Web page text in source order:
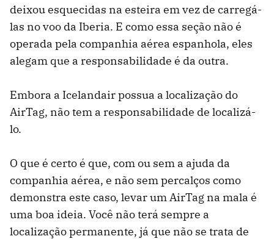
deixou esquecidas na esteira em vez de carregá-
las no voo da Iberia. E como essa seção não é
operada pela companhia aérea espanhola, eles
alegam que a responsabilidade é da outra.
Embora a Icelandair possua a localização do
AirTag, não tem a responsabilidade de localizá-
lo.
O que é certo é que, com ou sem a ajuda da
companhia aérea, e não sem percalços como
demonstra este caso, levar um AirTag na mala é
uma boa ideia. Você não terá sempre a
localização permanente, já que não se trata de